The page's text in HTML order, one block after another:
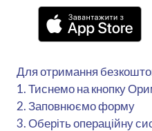
Для отримання
1. Тиснемо на кнопку
2. Заповнюємо форму
3. Оберіть операційну